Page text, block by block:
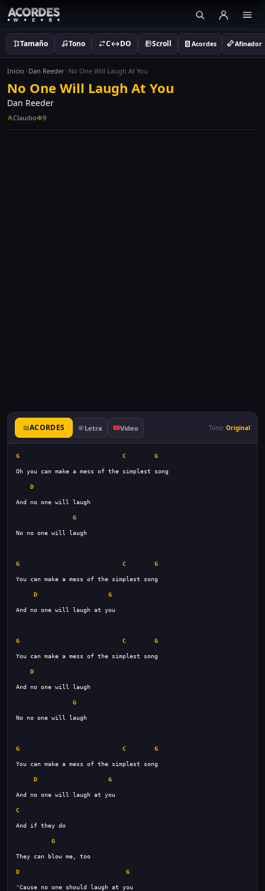
Tamaño Tono C↔DO Scroll Acordes Afinador
Inicio Dan Reeder No One Will Laugh At You
No One Will Laugh At You
Dan Reeder
Claudio 9
ACORDES Letra Video Tono: Original
G C G
D
G
G C G
D G
G C G
D
G
G C G
D G
C
G
D G